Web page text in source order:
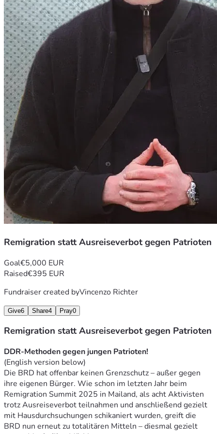
activists took part despite a travel ban and were
subsequently targeted with house searches, the BRD is
once again resorting to totalitarian measures – this time
directly aimed at Maximilian Märkl
The federal spokesman of the Identitarian Movement
Germany and co-organizer of the Remigration Summit
2026 in Porto was deliberately pulled from the boarding
queue at Munich Airport, detained and issued a travel ban.
The reason given: His participation in this year’s
Remigration Summit, Europe’s largest remigration
congress, would damage the reputation of the Federal
Republic.
While knife-wielding migrants are allowed to enter
unhindered, a German patriot is not allowed to leave the
country. But Max refused to be broken. Where injustice
becomes law, resistance becomes duty. Instead of giving up,
he got into his car and is driving over 24 hours across
Europe to Portugal to attend the Remigration Summit
despite all the repression.
Now further harassment looms – house searches, fines and
additional proceedings. This is exactly what the activists
faced last year who refused to be locked in and traveled to
Resum25 in Milan. Maximilian Märkl is one of the bravest
and most idealistic activists in Germany. He knows exactly
what awaits him, yet he still deliberately steps into the line
of fire, puts his head on the block and continues to fight
unwaveringly for the preservation of our homeland.
This campaign is intended not only to cover the direct costs
support his ongoing, uncompromising activism. Because
solidarity.
activist work. The target of €5,000 was set based on a
lawyer’s preliminary assessment and the expected costs.
Max has done his part – now we have his back.
Remigration statt Ausreiseverbot gegen Patrioten
Goal€5,000 EUR
Raised€395 EUR
Fundraiser created byVincenzo Richter
Give6 Share4 Pray0
Remigration statt Ausreiseverbot gegen Patrioten
DDR-Methoden gegen jungen Patrioten!
(English version below)
Die BRD hat offenbar keinen Grenzschutz – außer gegen
ihre eigenen Bürger. Wie schon im letzten Jahr beim
Remigration Summit 2025 in Mailand, als acht Aktivisten
trotz Ausreiseverbot teilnahmen und anschließend gezielt
mit Hausdurchsuchungen schikaniert wurden, greift die
BRD nun erneut zu totalitären Mitteln – diesmal gezielt